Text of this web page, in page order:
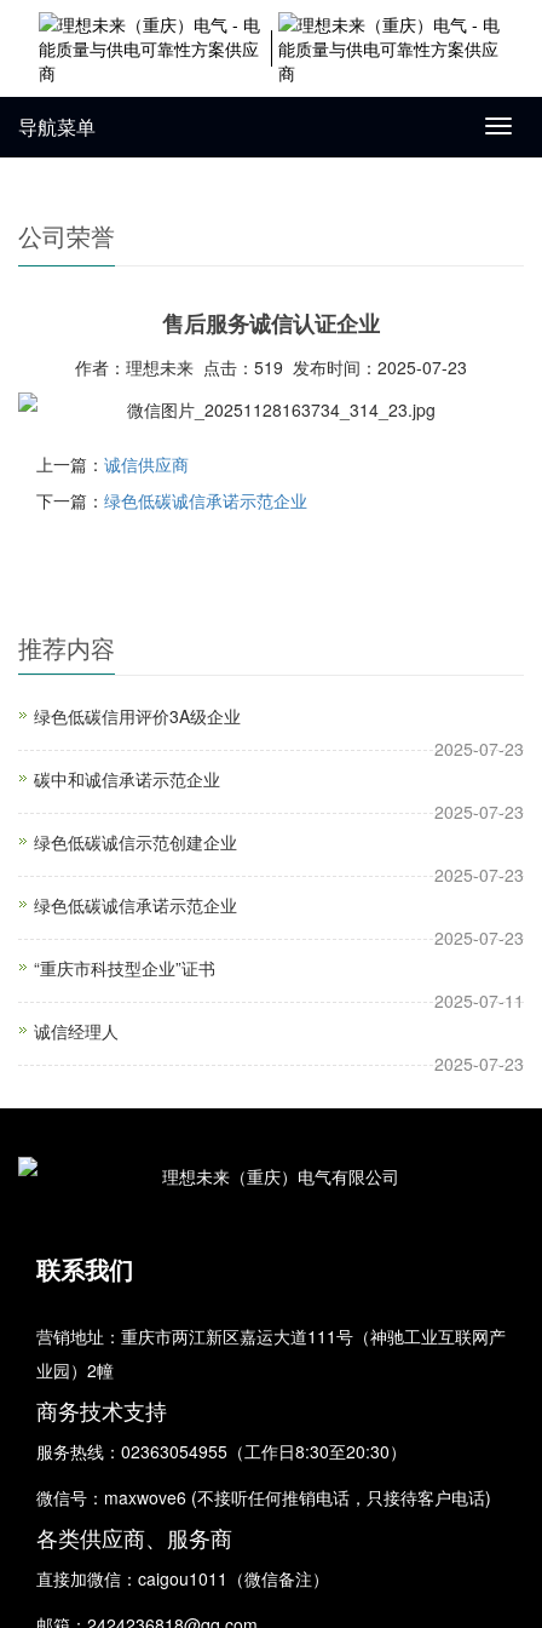
导航菜单
公司荣誉
售后服务诚信认证企业
作者：理想未来 点击：519 发布时间：2025-07-23
上一篇： 诚信供应商
下一篇： 绿色低碳诚信承诺示范企业
推荐内容
绿色低碳信用评价3A级企业
2025-07-23
碳中和诚信承诺示范企业
2025-07-23
绿色低碳诚信示范创建企业
2025-07-23
绿色低碳诚信承诺示范企业
2025-07-23
“重庆市科技型企业”证书
2025-07-11
诚信经理人
2025-07-23
联系我们
营销地址：重庆市两江新区嘉运大道111号（神驰工业互联网产
业园）2幢
商务技术支持
服务热线：02363054955（工作日8:30至20:30）
微信号：maxwove6 (不接听任何推销电话，只接待客户电话)
各类供应商、服务商
直接加微信：caigou1011（微信备注）